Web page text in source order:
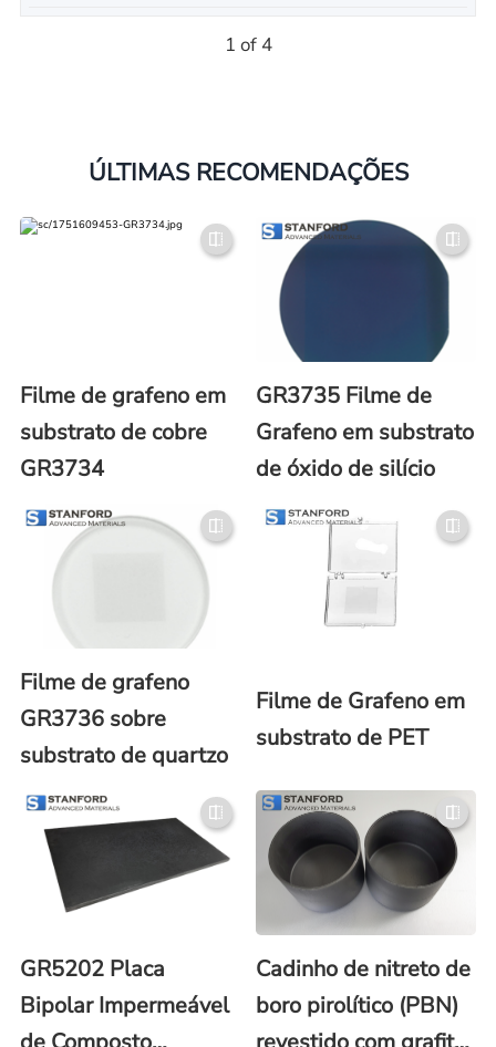
1 of 4
ÚLTIMAS RECOMENDAÇÕES
Filme de grafeno em
substrato de cobre
GR3734
GR3735 Filme de
Grafeno em substrato
de óxido de silício
Filme de grafeno
GR3736 sobre
substrato de quartzo
Filme de Grafeno em
substrato de PET
GR5202 Placa
Bipolar Impermeável
Cadinho de nitreto de
boro pirolítico (PBN)